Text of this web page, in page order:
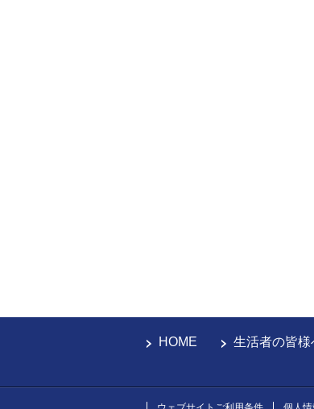
HOME 生活者の皆様